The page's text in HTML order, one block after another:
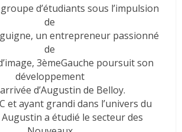
d’étudiants sous l’impulsion
de
un entrepreneur passionné
de
3èmeGauche poursuit son
développement
d’Augustin de Belloy.
et ayant grandi dans l’univers du
a étudié le secteur des